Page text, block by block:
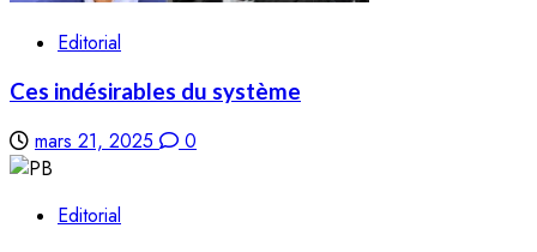
Editorial
Ces indésirables du système
mars 21, 2025 0
Editorial